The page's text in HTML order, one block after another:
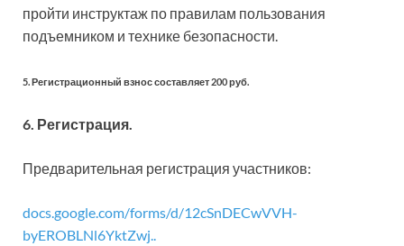
пройти инструктаж по правилам пользования
подъемником и технике безопасности.
5. Регистрационный взнос составляет 200 руб.
6. Регистрация.
Предварительная регистрация участников:
docs.google.com/forms/d/12cSnDECwVVH-
byEROBLNl6YktZwj..